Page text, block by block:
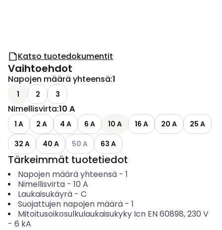
Katso tuotedokumentit
Vaihtoehdot
Napojen määrä yhteensä:1
1 2 3
Nimellisvirta:10 A
1 A 2 A 4 A 6 A 10 A 16 A 20 A
25 A
32 A
40 A Katso käytettävissä olevat vaihtoehdot
50 A 63 A
Tärkeimmät tuotetiedot
Napojen määrä yhteensä- 1
Nimellisvirta- 10 A
Laukaisukäyrä- C
Suojattujen napojen määrä- 1
Mitoitusoikosulkulaukaisukyky Icn EN 60898, 230 V
- 6 kA